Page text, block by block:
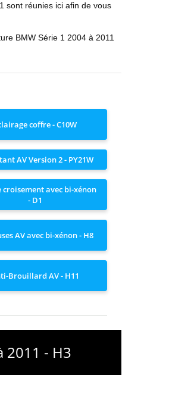
sont réunies ici afin de vous
BMW Série 1 2004 à 2011
coffre - C10W
AV Version 2 - PY21W
croisement avec bi-xénon
- D1
AV avec bi-xénon - H8
Brouillard AV - H11
2011 - H3